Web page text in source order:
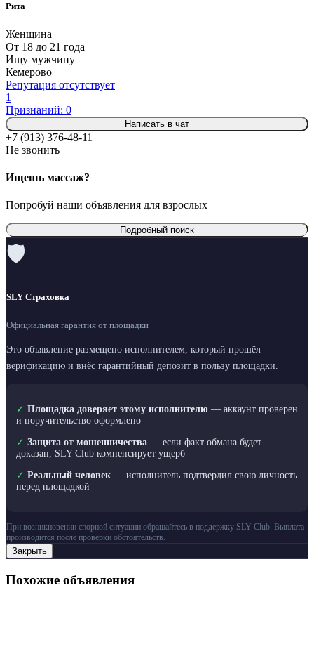
Рита
Женщина
От 18 до 21 года
Ищу мужчину
Кемерово
Репутация отсутствует
1
Признаний: 0
Написать в чат
+7 (913) 376-48-11
Не звонить
Ищешь массаж?
Попробуй наши объявления для взрослых
Подробный поиск
🛡
SLY Страховка
Официальная гарантия от площадки
Это объявление размещено исполнителем, который прошёл
верификацию и внёс гарантийный депозит в пользу площадки.
✓ Площадка доверяет этому исполнителю — аккаунт проверен
и поручительство оформлено
✓ Защита от мошенничества — если факт обмана будет
доказан, SLY Club компенсирует ущерб
✓ Реальный человек — исполнитель подтвердил свою личность
перед площадкой
При возникновении спорной ситуации обращайтесь в поддержку SLY Club. Выплата
производится после проверки обстоятельств.
Закрыть
Похожие объявления